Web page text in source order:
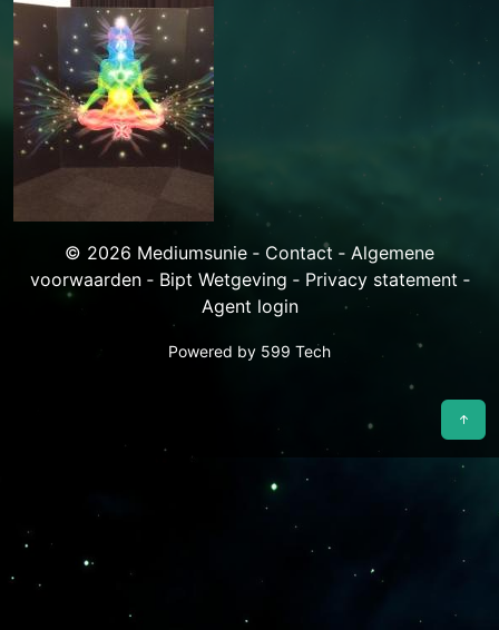
© 2026 Mediumsunie ‐ Contact ‐ Algemene
voorwaarden‐ Bipt Wetgeving ‐ Privacy statement ‐
Agent login
Powered by 599 Tech